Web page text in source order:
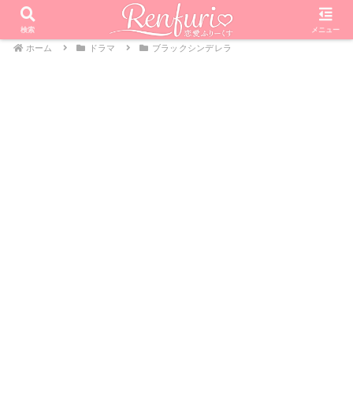
ホーム ドラマ ブラックシンデレラ
検索 メニュー